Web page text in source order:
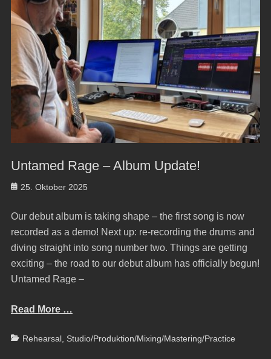
Untamed Rage – Album Update!
Posted
25. Oktober 2025
Our debut album is taking shape – the first song is now
recorded as a demo! Next up: re-recording the drums and
diving straight into song number two. Things are getting
exciting – the road to our debut album has officially begun!
Untamed Rage –
Read More …
Categories
Rehearsal, Studio/Produktion/Mixing/Mastering/Practice